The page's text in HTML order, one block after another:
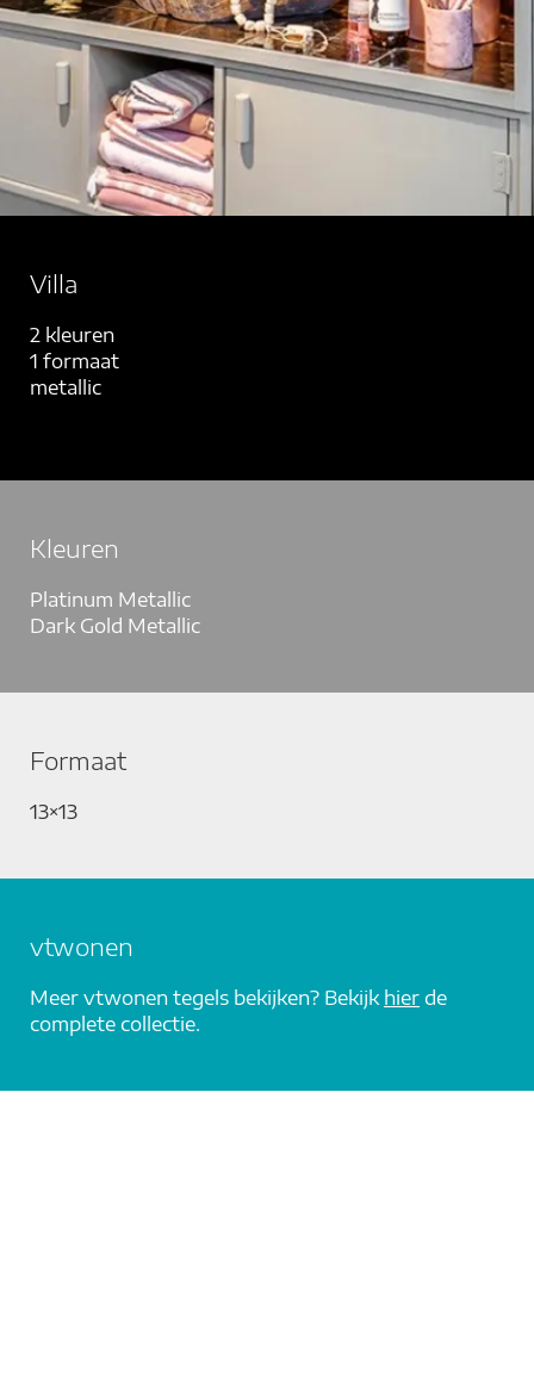
Villa
2 kleuren
1 formaat
metallic
Kleuren
Platinum Metallic
Dark Gold Metallic
Formaat
13×13
vtwonen
Meer vtwonen tegels bekijken? Bekijk hier de
complete collectie.